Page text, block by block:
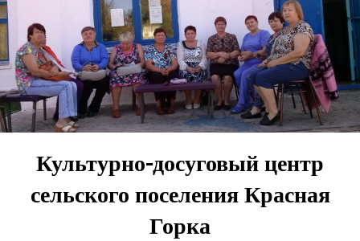
Перейти
к
содержимому
Культурно-досуговый центр
сельского поселения Красная
Горка